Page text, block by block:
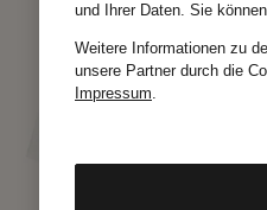
und Ihrer Daten. Sie können
Weitere Informationen zu
unsere Partner durch die
Impressum.